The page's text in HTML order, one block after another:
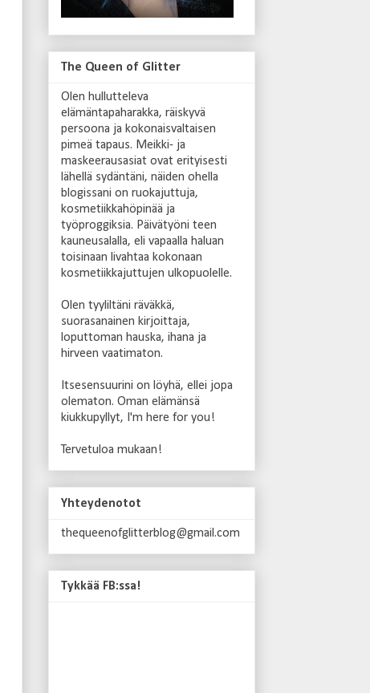
The Queen of Glitter
Olen hullutteleva
elämäntapaharakka, räiskyvä
persoona ja kokonaisvaltaisen
pimeä tapaus. Meikki- ja
maskeerausasiat ovat erityisesti
lähellä sydäntäni, näiden ohella
blogissani on ruokajuttuja,
kosmetiikkahöpinää ja
työproggiksia. Päivätyöni teen
kauneusalalla, eli vapaalla haluan
toisinaan livahtaa kokonaan
kosmetiikkajuttujen ulkopuolelle.
Olen tyyliltäni räväkkä,
suorasanainen kirjoittaja,
loputtoman hauska, ihana ja
hirveen vaatimaton.
Itsesensuurini on löyhä, ellei jopa
olematon. Oman elämänsä
kiukkupyllyt, I'm here for you!
Tervetuloa mukaan!
Yhteydenotot
thequeenofglitterblog@gmail.com
Tykkää FB:ssa!